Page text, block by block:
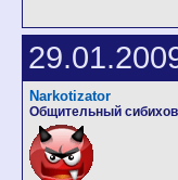
Narkotizator
Общительный